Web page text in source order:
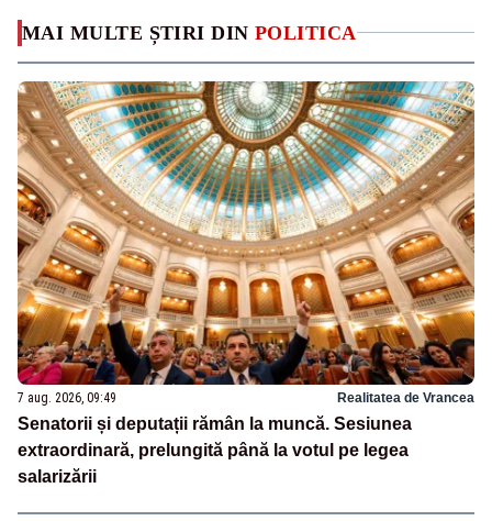
MAI MULTE ȘTIRI DIN POLITICA
7 aug. 2026, 09:49 Realitatea de Vrancea
Senatorii și deputații rămân la muncă. Sesiunea
extraordinară, prelungită până la votul pe legea
salarizării